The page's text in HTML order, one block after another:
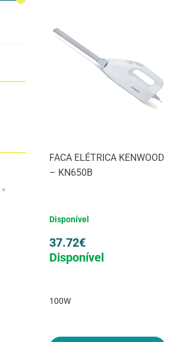
×
FACA ELÉTRICA KENWOOD
– KN650B
Disponível
37.72€
Disponível
100W